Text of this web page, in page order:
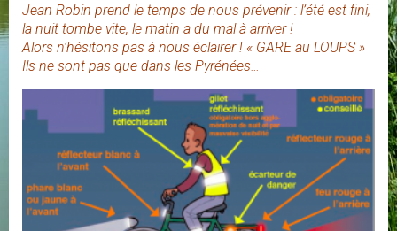
Jean Robin prend le temps de nous prévenir : l’été est fini,
la nuit tombe vite, le matin a du mal à arriver !
Alors n’hésitons pas à nous éclairer ! « GARE au LOUPS »
Ils ne sont pas que dans les Pyrénées…